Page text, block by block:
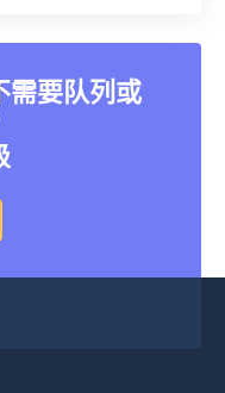
需要队列或